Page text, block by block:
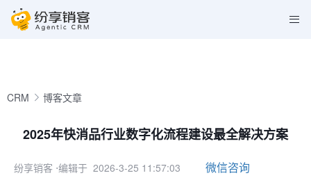
CRM 博客文章
2025年快消品行业数字化流程建设最全解决方案
纷享销客 ⋅编辑于 2026-3-25 11:57:03 微信咨询